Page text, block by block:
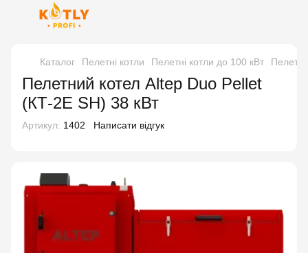
Каталог Пелетні котли Пелетні котли до 100 кВт
Пелетний котел Altep Duo Pellet
(КТ-2Е SH) 38 кВт
Артикул: 1402 Написати відгук